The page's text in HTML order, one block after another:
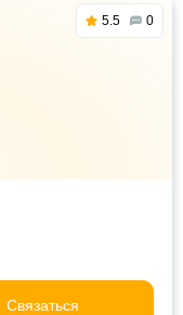
5.5 0
Связаться